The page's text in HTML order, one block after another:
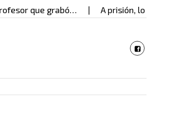
que grabó… A prisión, los presuntos